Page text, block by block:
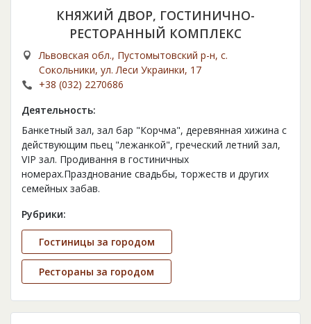
КНЯЖИЙ ДВОР, ГОСТИНИЧНО-
РЕСТОРАННЫЙ КОМПЛЕКС
Львовская обл., Пустомытовский р-н, с.
Сокольники, ул. Леси Украинки, 17
+38 (032) 2270686
Деятельность:
Банкетный зал, зал бар "Корчма", деревянная хижина с
действующим пьец "лежанкой", греческий летний зал,
VIP зал. Продивання в гостиничных
номерах.Празднование свадьбы, торжеств и других
семейных забав.
Рубрики:
Гостиницы за городом
Рестораны за городом